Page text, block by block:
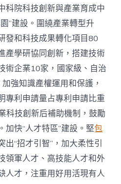
科院科技創新與產業育成中
”建設。圍繞產業轉型升
發和科技成果轉化項目80
產學研協同創新，搭建技術
術企業10家，國家級、自治
強知識產權運用和保護，
專利申請量占專利申請比重
科技創新后補助機制，鼓勵
加快“人才特區”建設。堅包
“招才引智”，加大柔性引
領軍人才、高技能人才和外
人才，注重用好用活現有人